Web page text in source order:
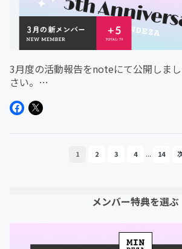
3月度の活動報告をnoteにて公開しま
さい。
年5月スタートメンバーもお待ちして
1 2 3 4 ... 14
メンバー特典を選ぶ